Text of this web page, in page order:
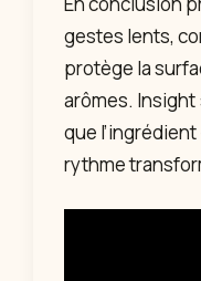
gestes lents,
protège la
arômes.
que
rythme